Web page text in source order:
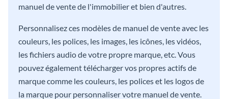
manuel de vente de l'immobilier et bien d'autres.
Personnalisez ces modèles de manuel de vente avec les
couleurs, les polices, les images, les icônes, les vidéos,
les fichiers audio de votre propre marque, etc. Vous
pouvez également télécharger vos propres actifs de
marque comme les couleurs, les polices et les logos de
la marque pour personnaliser votre manuel de vente.